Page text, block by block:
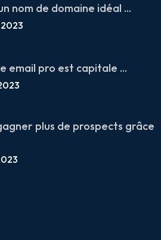
nom de domaine idéal ...
email pro est capitale ...
plus de prospects grâce